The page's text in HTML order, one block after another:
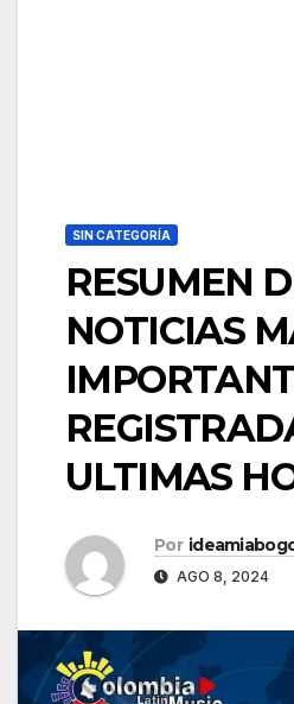
SIN CATEGORÍA
RESUMEN
NOTICIAS
ULTIMAS
Por
AGO 8, 2024